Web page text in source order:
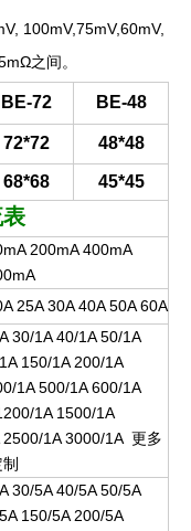
100mV,75mV,60mV,
之间。
BE-72 BE-48
72*72 48*48
68*68 45*45
200mA 400mA
25A 30A 40A 50A 60A
30/1A 40/1A 50/1A
150/1A 200/1A
1A 500/1A 600/1A
1A 1500/1A
1A 3000/1A 更多
制
30/5A 40/5A 50/5A
150/5A 200/5A